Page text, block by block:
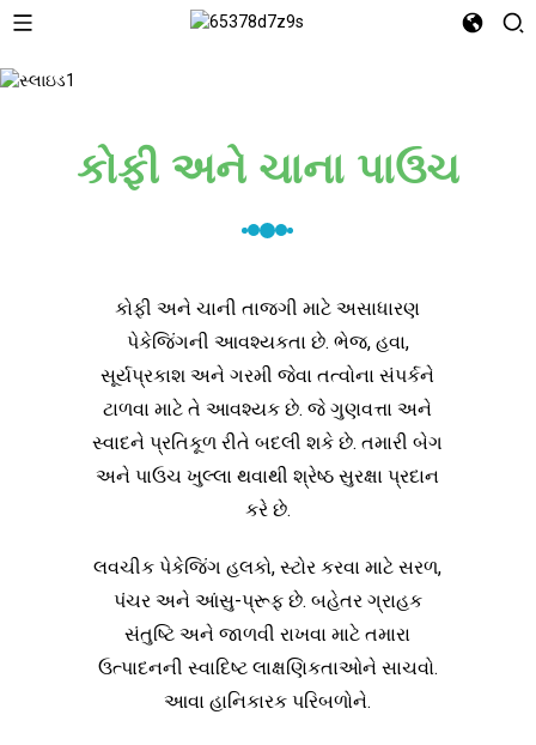
કોફી અને ચાના પાઉચ
કોફી અને ચાની તાજગી માટે અસાધારણ
પેકેજિંગની આવશ્યકતા છે. ભેજ, હવા,
સૂર્યપ્રકાશ અને ગરમી જેવા તત્વોના સંપર્કને
ટાળવા માટે તે આવશ્યક છે. જે ગુણવત્તા અને
સ્વાદને પ્રતિકૂળ રીતે બદલી શકે છે. તમારી બેગ
અને પાઉચ ખુલ્લા થવાથી શ્રેષ્ઠ સુરક્ષા પ્રદાન
કરે છે.
લવચીક પેકેજિંગ હલકો, સ્ટોર કરવા માટે સરળ,
પંચર અને આંસુ-પ્રૂફ છે. બહેતર ગ્રાહક
સંતુષ્ટિ અને જાળવી રાખવા માટે તમારા
ઉત્પાદનની સ્વાદિષ્ટ લાક્ષણિકતાઓને સાચવો.
આવા હાનિકારક પરિબળોને.